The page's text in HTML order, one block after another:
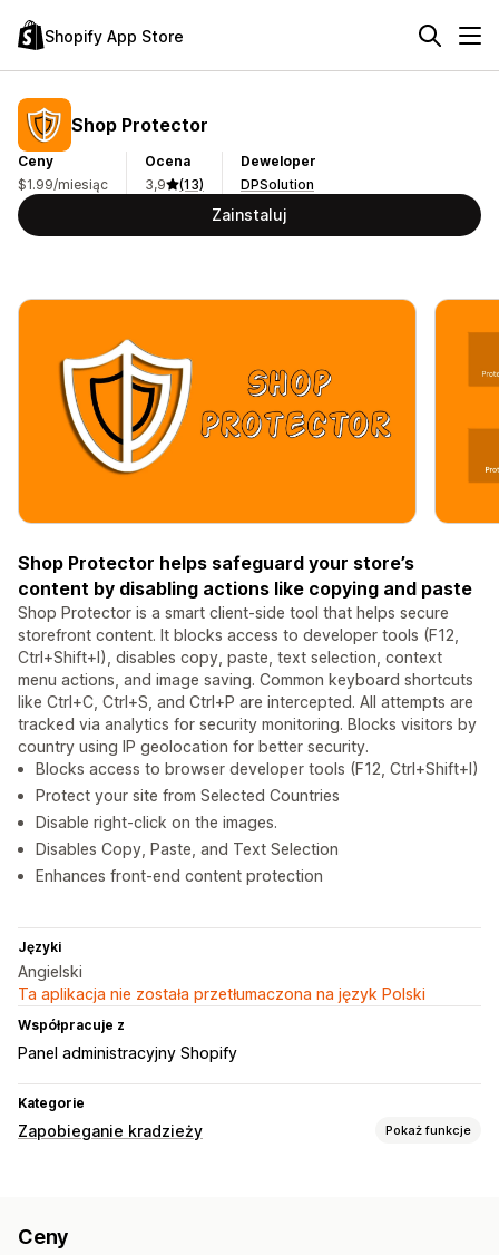
Shopify App Store
Shop Protector
Ceny
$1.99/miesiąc
Ocena
3,9
(13)
Deweloper
DPSolution
Zainstaluj
Shop Protector helps safeguard your store’s
content by disabling actions like copying and paste
Shop Protector is a smart client-side tool that helps secure
storefront content. It blocks access to developer tools (F12,
Ctrl+Shift+I), disables copy, paste, text selection, context
menu actions, and image saving. Common keyboard shortcuts
like Ctrl+C, Ctrl+S, and Ctrl+P are intercepted. All attempts are
tracked via analytics for security monitoring. Blocks visitors by
country using IP geolocation for better security.
Blocks access to browser developer tools (F12, Ctrl+Shift+I)
Protect your site from Selected Countries
Disable right-click on the images.
Disables Copy, Paste, and Text Selection
Enhances front-end content protection
Języki
Angielski
Ta aplikacja nie została przetłumaczona na język Polski
Współpracuje z
Panel administracyjny Shopify
Kategorie
Zapobieganie kradzieży Pokaż funkcje
Kod strony internetowej
Ceny